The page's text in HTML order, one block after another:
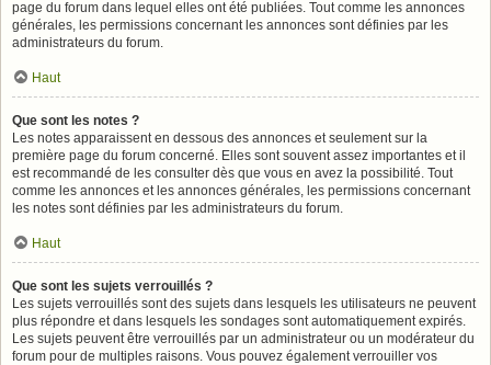
page du forum dans lequel elles ont été publiées. Tout comme les annonces
générales, les permissions concernant les annonces sont définies par les
administrateurs du forum.
Haut
Que sont les notes ?
Les notes apparaissent en dessous des annonces et seulement sur la
première page du forum concerné. Elles sont souvent assez importantes et il
est recommandé de les consulter dès que vous en avez la possibilité. Tout
comme les annonces et les annonces générales, les permissions concernant
les notes sont définies par les administrateurs du forum.
Haut
Que sont les sujets verrouillés ?
Les sujets verrouillés sont des sujets dans lesquels les utilisateurs ne peuvent
plus répondre et dans lesquels les sondages sont automatiquement expirés.
Les sujets peuvent être verrouillés par un administrateur ou un modérateur du
forum pour de multiples raisons. Vous pouvez également verrouiller vos